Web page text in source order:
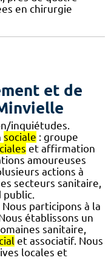
en chirurgie
et de
inquiétudes.
sociale : groupe
et affirmation
amoureuses
actions à
secteurs sanitaire,
Nous participons à la
établissons un
sanitaire,
et associatif. Nous
locales et